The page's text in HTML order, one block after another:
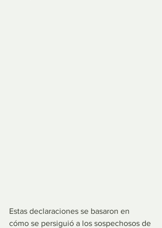
Estas declaraciones se basaron en
cómo se persiguió a los sospechosos de